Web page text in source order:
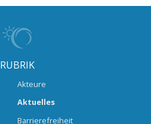
RUBRIK
Akteure
Aktuelles
Barrierefreiheit